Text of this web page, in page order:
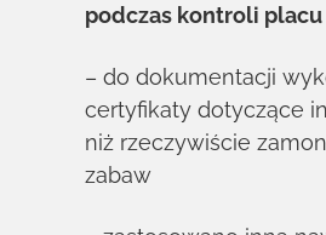
podczas kontroli placu
– do dokumentacji
certyfikaty dotyczące
niż rzeczywiście
zabaw